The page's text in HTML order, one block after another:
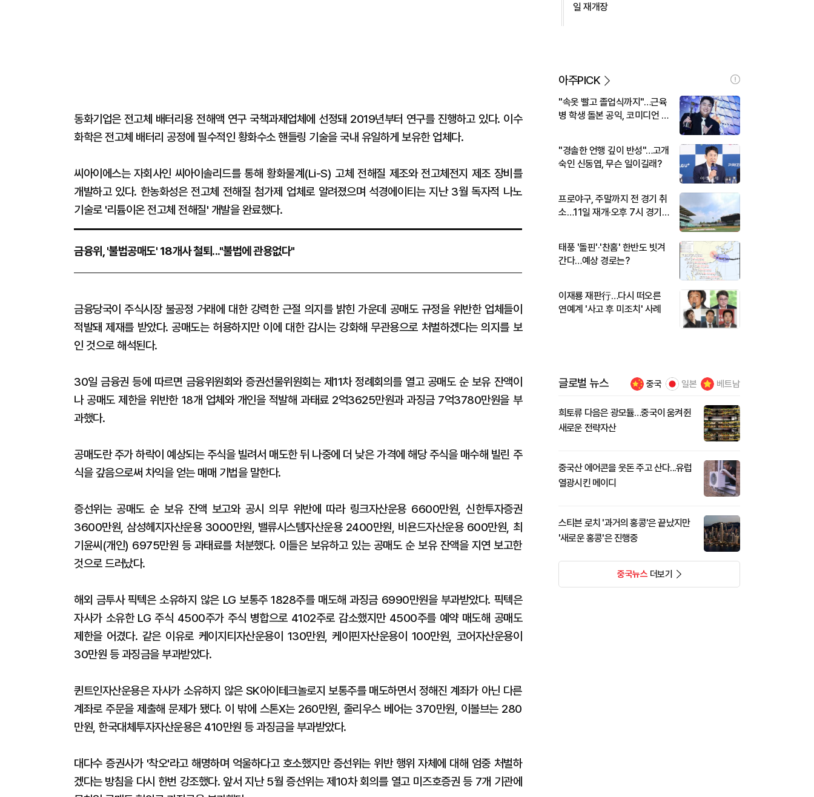
동화기업은 전고체 배터리용 전해액 연구 국책과제업체에 선정돼 2019년부터 연구를 진행하고 있다. 이수
화학은 전고체 배터리 공정에 필수적인 황화수소 핸들링 기술을 국내 유일하게 보유한 업체다.
씨아이에스는 자회사인 씨아이솔리드를 통해 황화물계(Li-S) 고체 전해질 제조와 전고체전지 제조 장비를
개발하고 있다. 한농화성은 전고체 전해질 첨가제 업체로 알려졌으며 석경에이티는 지난 3월 독자적 나노
기술로 '리튬이온 전고체 전해질' 개발을 완료했다.
금융위, '불법공매도' 18개사 철퇴..."불법에 관용없다"
금융당국이 주식시장 불공정 거래에 대한 강력한 근절 의지를 밝힌 가운데 공매도 규정을 위반한 업체들이
적발돼 제재를 받았다. 공매도는 허용하지만 이에 대한 감시는 강화해 무관용으로 처벌하겠다는 의지를 보
인 것으로 해석된다.
30일 금융권 등에 따르면 금융위원회와 증권선물위원회는 제11차 정례회의를 열고 공매도 순 보유 잔액이
나 공매도 제한을 위반한 18개 업체와 개인을 적발해 과태료 2억3625만원과 과징금 7억3780만원을 부
과했다.
공매도란 주가 하락이 예상되는 주식을 빌려서 매도한 뒤 나중에 더 낮은 가격에 해당 주식을 매수해 빌린 주
식을 갚음으로써 차익을 얻는 매매 기법을 말한다.
증선위는 공매도 순 보유 잔액 보고와 공시 의무 위반에 따라 링크자산운용 6600만원, 신한투자증권
3600만원, 삼성헤지자산운용 3000만원, 밸류시스템자산운용 2400만원, 비욘드자산운용 600만원, 최
기윤씨(개인) 6975만원 등 과태료를 처분했다. 이들은 보유하고 있는 공매도 순 보유 잔액을 지연 보고한
것으로 드러났다.
해외 금투사 픽텍은 소유하지 않은 LG 보통주 1828주를 매도해 과징금 6990만원을 부과받았다. 픽텍은
자사가 소유한 LG 주식 4500주가 주식 병합으로 4102주로 감소했지만 4500주를 예약 매도해 공매도
제한을 어겼다. 같은 이유로 케이지티자산운용이 130만원, 케이핀자산운용이 100만원, 코어자산운용이
30만원 등 과징금을 부과받았다.
퀸트인자산운용은 자사가 소유하지 않은 SK아이테크놀로지 보통주를 매도하면서 정해진 계좌가 아닌 다른
계좌로 주문을 제출해 문제가 됐다. 이 밖에 스톤X는 260만원, 줄리우스 베어는 370만원, 이볼브는 280
만원, 한국대체투자자산운용은 410만원 등 과징금을 부과받았다.
대다수 증권사가 '착오'라고 해명하며 억울하다고 호소했지만 증선위는 위반 행위 자체에 대해 엄중 처벌하
겠다는 방침을 다시 한번 강조했다. 앞서 지난 5월 증선위는 제10차 회의를 열고 미즈호증권 등 7개 기관에
일 재개장
아주PICK
"속옷 빨고 졸업식까지"…근육
병 학생 돌본 공익, 코미디언 김
"경솔한 언행 깊이 반성"…고개
숙인 신동엽, 무슨 일이길래?
프로야구, 주말까지 전 경기 취
소…11일 재개·오후 7시 경기
태풍 '돌핀'·'찬홈' 한반도 빗겨
간다…예상 경로는?
이재룡 재판行…다시 떠오른
연예계 '사고 후 미조치' 사례
글로벌 뉴스 중국 일본 베트남
희토류 다음은 광모듈…중국이 움켜쥔
새로운 전략자산
중국산 에어콘을 웃돈 주고 산다...유럽
열광시킨 메이디
스티븐 로치 '과거의 홍콩'은 끝났지만
'새로운 홍콩'은 진행중
중국뉴스더보기